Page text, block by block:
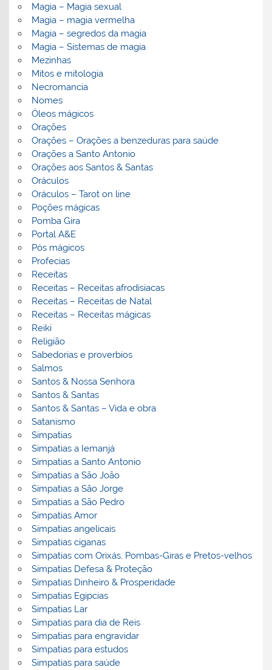
Magia – Magia sexual
Magia – magia vermelha
Magia – segredos da magia
Magia – Sistemas de magia
Mezinhas
Mitos e mitologia
Necromancia
Nomes
Óleos mágicos
Orações
Orações – Orações a benzeduras para saúde
Orações a Santo Antonio
Orações aos Santos & Santas
Oráculos
Oráculos – Tarot on line
Poções mágicas
Pomba Gira
Portal A&E
Pós mágicos
Profecias
Receitas
Receitas – Receitas afrodisiacas
Receitas – Receitas de Natal
Receitas – Receitas mágicas
Reiki
Religião
Sabedorias e proverbios
Salmos
Santos & Nossa Senhora
Santos & Santas
Santos & Santas – Vida e obra
Satanismo
Simpatias
Simpatias a Iemanjá
Simpatias a Santo Antonio
Simpatias a São João
Simpatias a São Jorge
Simpatias a São Pedro
Simpatias Amor
Simpatias angelicais
Simpatias ciganas
Simpatias com Orixás, Pombas-Giras e Pretos-velhos
Simpatias Defesa & Proteção
Simpatias Dinheiro & Prosperidade
Simpatias Egipcias
Simpatias Lar
Simpatias para dia de Reis
Simpatias para engravidar
Simpatias para estudos
Simpatias para saúde